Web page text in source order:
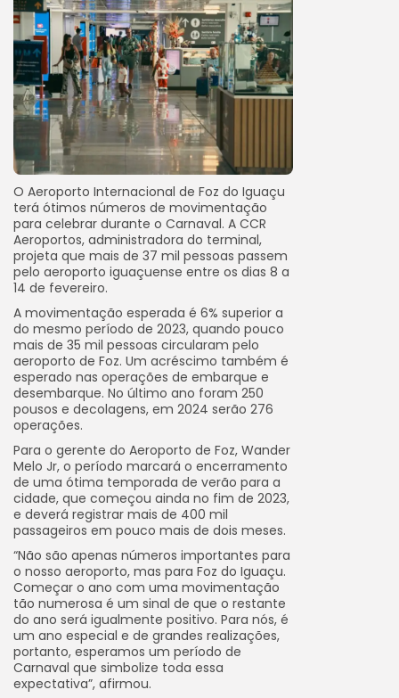
O Aeroporto Internacional de Foz do Iguaçu
terá ótimos números de movimentação
para celebrar durante o Carnaval. A CCR
Aeroportos, administradora do terminal,
projeta que mais de 37 mil pessoas passem
pelo aeroporto iguaçuense entre os dias 8 a
14 de fevereiro.
A movimentação esperada é 6% superior a
do mesmo período de 2023, quando pouco
mais de 35 mil pessoas circularam pelo
aeroporto de Foz. Um acréscimo também é
esperado nas operações de embarque e
desembarque. No último ano foram 250
pousos e decolagens, em 2024 serão 276
operações.
Para o gerente do Aeroporto de Foz, Wander
Melo Jr, o período marcará o encerramento
de uma ótima temporada de verão para a
cidade, que começou ainda no fim de 2023,
e deverá registrar mais de 400 mil
passageiros em pouco mais de dois meses.
“Não são apenas números importantes para
o nosso aeroporto, mas para Foz do Iguaçu.
Começar o ano com uma movimentação
tão numerosa é um sinal de que o restante
do ano será igualmente positivo. Para nós, é
um ano especial e de grandes realizações,
portanto, esperamos um período de
Carnaval que simbolize toda essa
expectativa”, afirmou.